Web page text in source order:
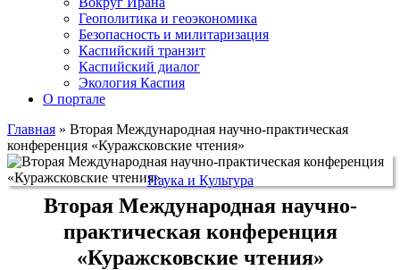
Геополитика и геоэкономика
Безопасность и милитаризация
Каспийский транзит
Каспийский диалог
Экология Каспия
О портале
Главная » Вторая Международная научно-практическая
конференция «Куражсковские чтения»
Наука и Культура
Вторая Международная научно-
практическая конференция
«Куражсковские чтения»